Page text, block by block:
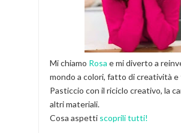
Mi chiamo Rosa e mi diverto a
mondo a colori, fatto di creatività e
Pasticcio con il riciclo creativo, la
altri materiali.
Cosa aspetti scoprili tutti!